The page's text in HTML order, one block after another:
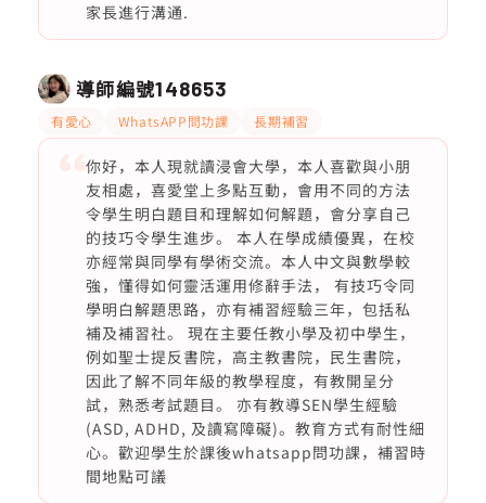
家長進行溝通.
導師編號148653
有愛心 WhatsAPP問功課 長期補習
你好，本人現就讀浸會大學，本人喜歡與小朋
友相處，喜愛堂上多點互動，會用不同的方法
令學生明白題目和理解如何解題，會分享自己
的技巧令學生進步。 本人在學成績優異，在校
亦經常與同學有學術交流。本人中文與數學較
強，懂得如何靈活運用修辭手法， 有技巧令同
學明白解題思路，亦有補習經驗三年，包括私
補及補習社。 現在主要任教小學及初中學生，
例如聖士提反書院，高主教書院，民生書院，
因此了解不同年級的教學程度，有教開呈分
試，熟悉考試題目。 亦有教導SEN學生經驗
(ASD, ADHD, 及讀寫障礙)。教育方式有耐性細
心。歡迎學生於課後whatsapp問功課，補習時
間地點可議